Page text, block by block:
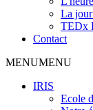
La
TEDx
Contact
MENUMENU
IRIS
Ecole